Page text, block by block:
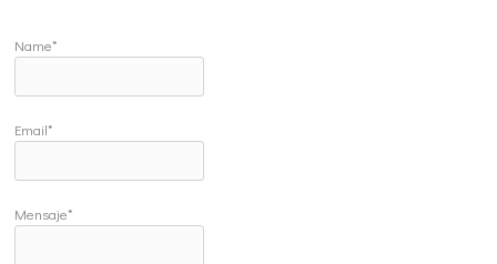
Name*
Email*
Mensaje*